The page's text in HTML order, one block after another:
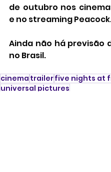
de outubro nos
e no streaming
Ainda não há previsão
no Brasil.
cinema trailerfive nights at
universal pictures